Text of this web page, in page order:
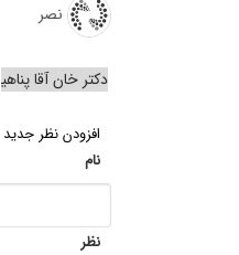
نصر
دکتر خان آقا پناهی
افزودن نظر جدید
نام
نظر